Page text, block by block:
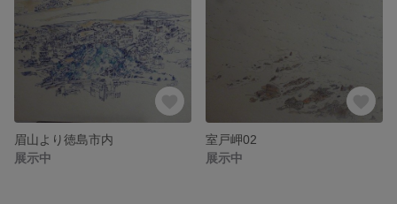
眉山より徳島市内
展示中
室戸岬02
展示中